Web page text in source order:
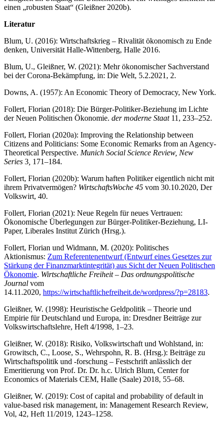
einen „robusten Staat“ (Gleißner 2020b).
Literatur
Blum, U. (2016): Wirtschaftskrieg – Rivalität ökonomisch zu Ende
denken, Universität Halle-Wittenberg, Halle 2016.
Blum, U., Gleißner, W. (2021): Mehr ökonomischer Sachverstand
bei der Corona-Bekämpfung, in: Die Welt, 5.2.2021, 2.
Downs, A. (1957): An Economic Theory of Democracy, New York.
Follert, Florian (2018): Die Bürger-Politiker-Beziehung im Lichte
der Neuen Politischen Ökonomie. der moderne Staat11, 233–252.
Follert, Florian (2020a): Improving the Relationship between
Citizens and Politicians: Some Economic Remarks from an Agency-
Theoretical Perspective. Munich Social Science Review, New
Series 3 171–184.
Follert, Florian (2020b): Warum haften Politiker eigentlich nicht mit
ihrem Privatvermögen? WirtschaftsWoche 45 vom 30.10.2020, Der
Volkswirt, 40.
Follert, Florian (2021): Neue Regeln für neues Vertrauen:
Ökonomische Überlegungen zur Bürger-Politiker-Beziehung, LI-
Paper, Liberales Institut Zürich (Hrsg.).
Follert, Florian und Widmann, M. (2020): Politisches
Aktionismus: Zum Referentenentwurf (Entwurf eines Gesetzes zur
Stärkung der Finanzmarktintegrität) aus Sicht der Neuen Politischen
Ökonomie. Wirtschaftliche Freiheit – Das ordnungspolitische
Journal vom
14.11.2020, https://wirtschaftlichefreiheit.de/wordpress/?p=28183.
Gleißner, W. (1998): Heuristische Geldpolitik – Theorie und
Empirie für Deutschland und Europa, in: Dresdner Beiträge zur
Volkswirtschaftslehre, Heft 4/1998, 1–23.
Gleißner, W. (2018): Risiko, Volkswirtschaft und Wohlstand, in:
Growitsch, C., Loose, S., Wehrspohn, R. B. (Hrsg.): Beiträge zu
Wirtschaftspolitik und -forschung – Festschrift anlässlich der
Emeritierung von Prof. Dr. Dr. h.c. Ulrich Blum, Center for
Economics of Materials CEM, Halle (Saale) 2018, 55–68.
Gleißner, W. (2019): Cost of capital and probability of default in
value-based risk management, in: Management Research Review,
Vol, 42, Heft 11/2019, 1243–1258.